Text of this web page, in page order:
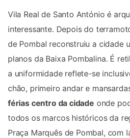
Vila Real de Santo António é
interessante. Depois do
de Pombal reconstruiu a cidade
planos da Baixa Pombalina. É
a uniformidade reflete-se
chão, primeiro andar e
férias centro da cidade onde
todos os marcos históricos da
Praça Marquês de Pombal, com